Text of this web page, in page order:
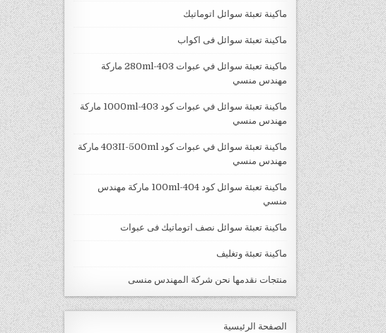
ماكينة تعبئة سوائل اتوماتيك
ماكينة تعبئة سوائل فى اكواب
ماكينة تعبئة سوائل في عبوات 403-280ml ماركة
مهندس منسي
ماكينة تعبئة سوائل في عبوات كود 403-1000ml ماركة
مهندس منسي
ماكينة تعبئة سوائل في عبوات كود 403II-500ml ماركة
مهندس منسي
ماكينة تعبئة سوائل كود 404-100ml ماركة مهندس
منسي
ماكينة تعبئة سوائل نصف اتوماتيك فى عبوات
ماكينة تعبئة وتغليف
منتجات نقدمها نحن شركة المهندس منسى
الصفحة الرئيسية